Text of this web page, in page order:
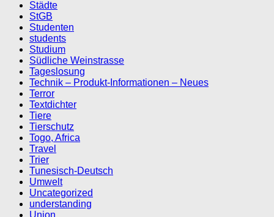
Städte
StGB
Studenten
students
Studium
Südliche Weinstrasse
Tageslosung
Technik – Produkt-Informationen – Neues
Terror
Textdichter
Tiere
Tierschutz
Togo, Africa
Travel
Trier
Tunesisch-Deutsch
Umwelt
Uncategorized
understanding
Union